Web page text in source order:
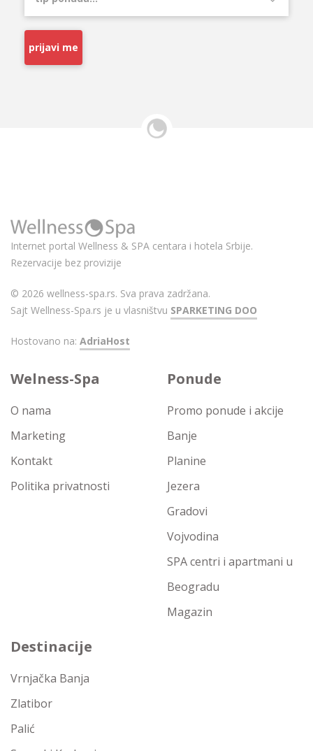
prijavi me
Internet portal Wellness & SPA centara i hotela Srbije.
Rezervacije bez provizije
© 2026 wellness-spa.rs. Sva prava zadržana.
Sajt Wellness-Spa.rs je u vlasništvu SPARKETING DOO
Hostovano na: AdriaHost
Welness-Spa
O nama
Marketing
Kontakt
Politika privatnosti
Ponude
Promo ponude i akcije
Banje
Planine
Jezera
Gradovi
Vojvodina
SPA centri i apartmani u
Beogradu
Magazin
Destinacije
Vrnjačka Banja
Zlatibor
Palić